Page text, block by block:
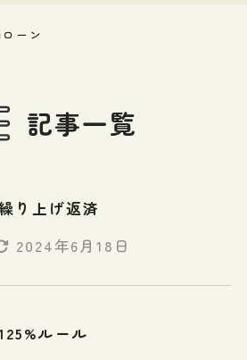
ーン
記事一覧
り上げ返済
2024年6月18日
ルール